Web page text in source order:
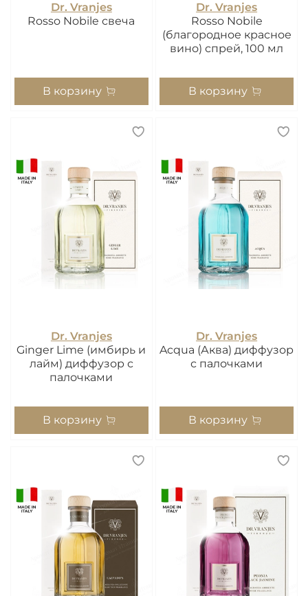
Dr. Vranjes
Rosso Nobile свеча
В корзину
Dr. Vranjes
Rosso Nobile
(благородное красное
вино) спрей, 100 мл
В корзину
Dr. Vranjes
Ginger Lime (имбирь и
лайм) диффузор с
палочками
В корзину
Dr. Vranjes
Acqua (Аква) диффузор
с палочками
В корзину